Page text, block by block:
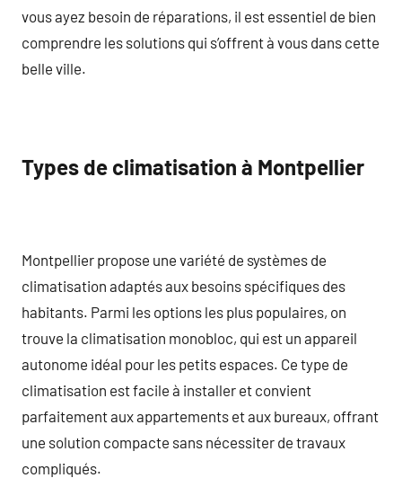
vous ayez besoin de réparations, il est essentiel de bien
comprendre les solutions qui s’offrent à vous dans cette
belle ville.
Types de climatisation à Montpellier
Montpellier propose une variété de systèmes de
climatisation adaptés aux besoins spécifiques des
habitants. Parmi les options les plus populaires, on
trouve la climatisation monobloc, qui est un appareil
autonome idéal pour les petits espaces. Ce type de
climatisation est facile à installer et convient
parfaitement aux appartements et aux bureaux, offrant
une solution compacte sans nécessiter de travaux
compliqués.